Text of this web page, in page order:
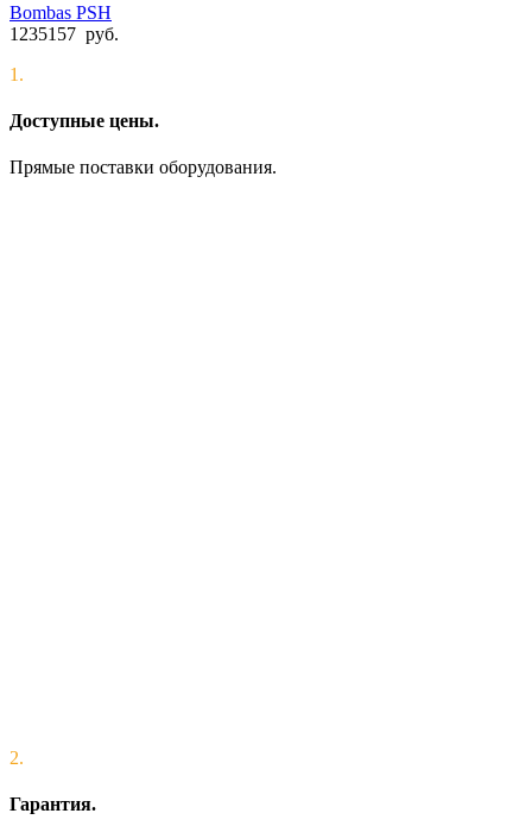
Bombas PSH
1235157 руб.
1.
Доступные цены.
Прямые поставки оборудования.
2.
Гарантия.